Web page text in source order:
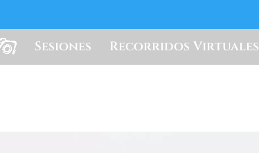
Sesiones Recorridos Virtuales